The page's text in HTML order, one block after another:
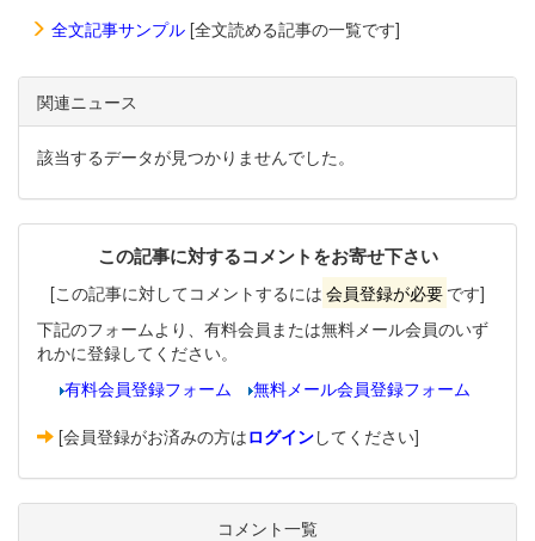
全文記事サンプル [全文読める記事の一覧です]
関連ニュース
該当するデータが見つかりませんでした。
この記事に対するコメントをお寄せ下さい
[この記事に対してコメントするには 会員登録が必要 です]
下記のフォームより、有料会員または無料メール会員のいず
れかに登録してください。
有料会員登録フォーム
無料メール会員登録フォーム
[会員登録がお済みの方はログインしてください]
コメント一覧